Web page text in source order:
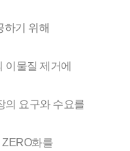
하기 위해
이물질 제거에
의 요구와 수요를
ZERO화를